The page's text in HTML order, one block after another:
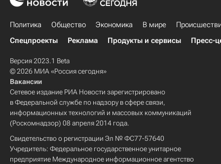
Политика Общество Экономика В мире
Спецпроекты
Реклама Продукты и сервисы Пресс-
Версия 2023.1 Beta
© 2026 МИА «Россия сегодня»
Вакансии
Сетевое издание РИА Новости зарегистрировано
в Федеральной службе по надзору в сфере связи,
информационных технологий и массовых коммуникаций
(Роскомнадзор) 08 апреля 2014 года.
Свидетельство о регистрации Эл № ФС77-57640
Учредитель: Федеральное государственное унитарное
предприятие Международное информационное агентство